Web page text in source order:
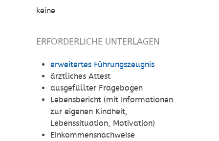
keine
ERFORDERLICHE UNTERLAGEN
erweitertes Führungszeugnis
ärztliches Attest
ausgefüllter Fragebogen
Lebensbericht (mit Informationen
zur eigenen Kindheit,
Lebenssituation, Motivation)
Einkommensnachweise